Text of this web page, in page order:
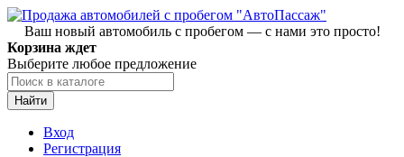
Ваш новый автомобиль с пробегом — с нами это просто!
Корзина ждет
Выберите любое предложение
Найти
Вход
Регистрация